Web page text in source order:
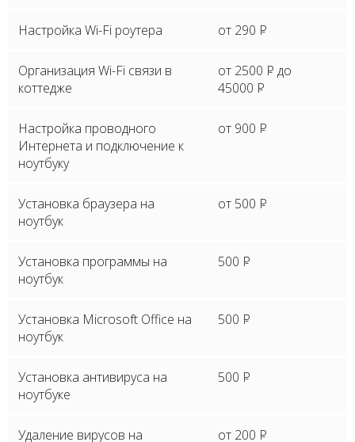
Настройка Wi-Fi роутера от 290 P
Организация Wi-Fi связи в
коттедже
от 2500 P до
45000 P
Настройка проводного
Интернета и подключение к
ноутбуку
от 900 P
Установка браузера на
ноутбук
от 500 P
Установка программы на
ноутбук
500 P
Установка Microsoft Office на
ноутбук
500 P
Установка антивируса на
ноутбуке
500 P
Удаление вирусов на
от 200 P